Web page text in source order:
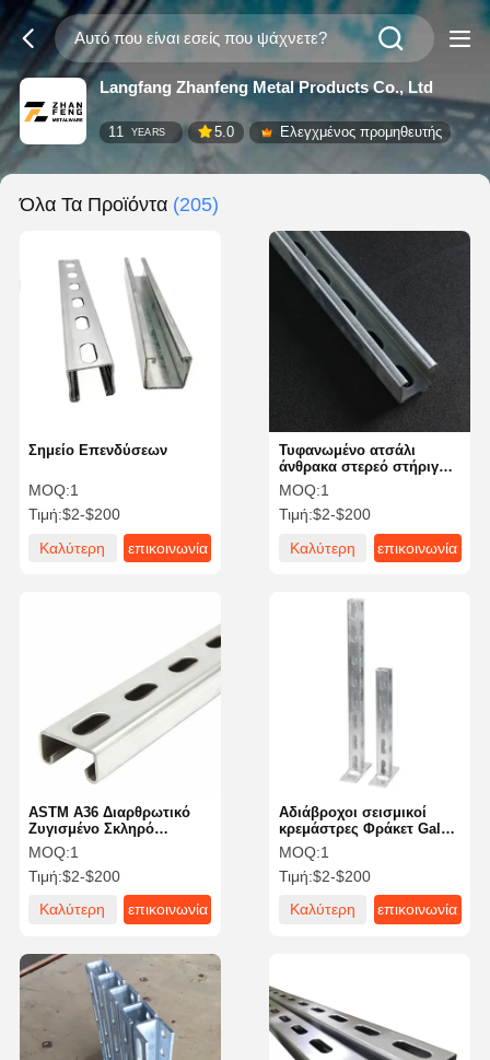
Langfang Zhanfeng Metal Products Co., Ltd
11 YEARS 5.0 Ελεγχμένος προμηθευτής
Όλα Τα Προϊόντα (205)
Σημείο Επενδύσεων
MOQ:1
Τιμή:$2-$200
Καλύτερη
επικοινωνία
Τυφανωμένο ατσάλι
άνθρακα στερεό στήριγμα
κανάλι C προφίλ 50mm-
300mm OEM
MOQ:1
Τιμή:$2-$200
Καλύτερη
επικοινωνία
ASTM A36 Διαρθρωτικό
Ζυγισμένο Σκληρό
Στραμμένο Διάδρομο
Μεταλλικό Φρέμασμα
Χάλυβα σε σχήμα U
MOQ:1
Τιμή:$2-$200
Καλύτερη
επικοινωνία
Αδιάβροχοι σεισμικοί
κρεμάστρες Φράκετ Galv
Unistrut Steel
Προσαρμοσμένο
MOQ:1
Τιμή:$2-$200
Καλύτερη
επικοινωνία